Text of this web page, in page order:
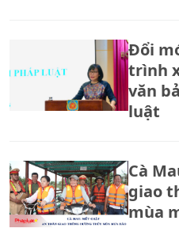
Đổi
trình
văn
luật
Cà
giao
mùa